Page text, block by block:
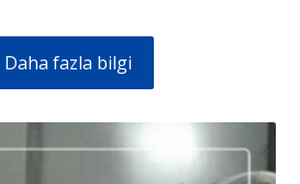
Daha fazla bilgi